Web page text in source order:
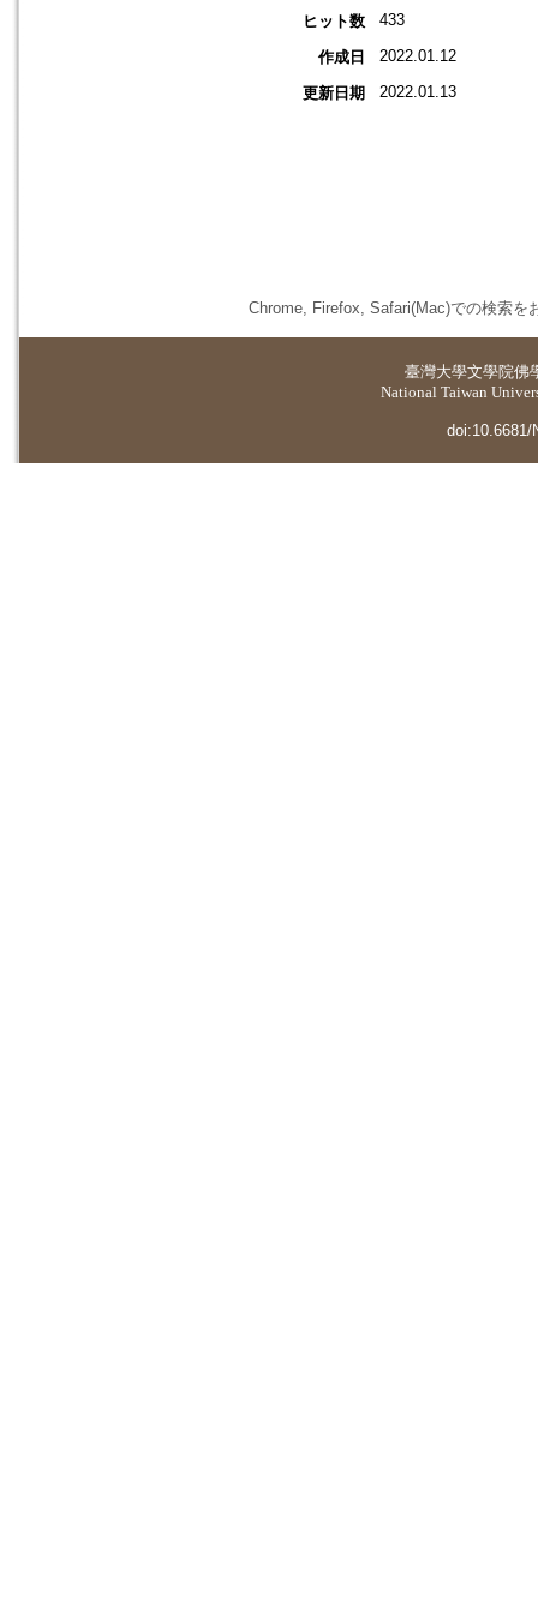
ヒット数
433
作成日 2022.01.12
更新日期 2022.01.13
Chrome, Firefox, Safari(Mac)での検索を
臺灣大學文學院佛
National Taiwan
doi:10.6681/